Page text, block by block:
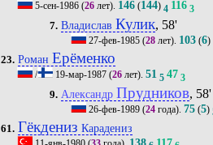
5-сен-1986(26лет). 146(144) 4 116 3
7. Владислав Кулик, 58'
27-фев-1985 (28 лет). 103 (6)
23. Роман Ерёменко
/ 19-мар-1987(26лет). 51 5 47 3
9. Александр Прудников, 58'
26-фев-1989 (24 года).75 (5)
61. Гёкдениз Карадениз